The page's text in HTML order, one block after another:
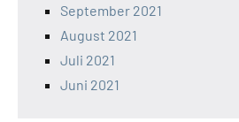
September 2021
August 2021
Juli 2021
Juni 2021